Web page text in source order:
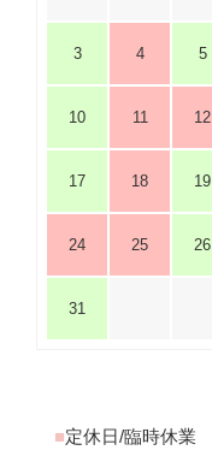
3 4 5
10 11 12
17 18 19
24 25 26
31
■定休日/臨時休業